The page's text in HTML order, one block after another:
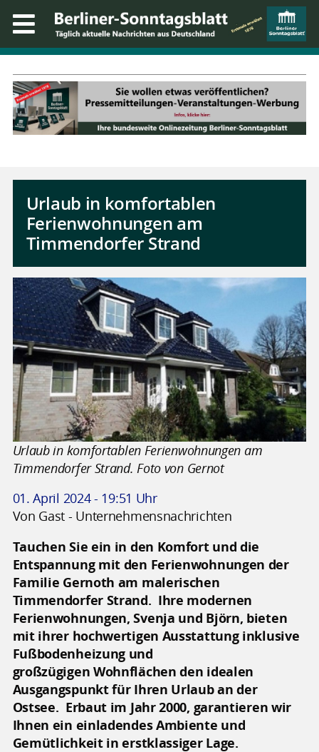
Urlaub in komfortablen
Ferienwohnungen am
Timmendorfer Strand
Urlaub in komfortablen Ferienwohnungen am
Timmendorfer Strand. Foto von Gernot
01. April 2024 - 19:51 Uhr
Von Gast - Unternehmensnachrichten
Tauchen Sie ein in den Komfort und die
Entspannung mit den Ferienwohnungen der
Familie Gernoth am malerischen
Timmendorfer Strand. Ihre modernen
Ferienwohnungen, Svenja und Björn, bieten
mit ihrer hochwertigen Ausstattung inklusive
Fußbodenheizung und
großzügigen Wohnflächen den idealen
Ausgangspunkt für Ihren Urlaub an der
Ostsee. Erbaut im Jahr 2000, garantieren wir
Ihnen ein einladendes Ambiente und
Gemütlichkeit in erstklassiger Lage.